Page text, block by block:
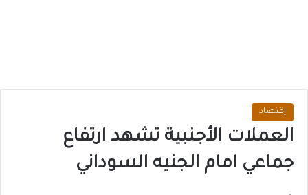
إقتصاد
العملات الأجنبية تشهد ارتفاع
جماعي امام الجنيه السوداني